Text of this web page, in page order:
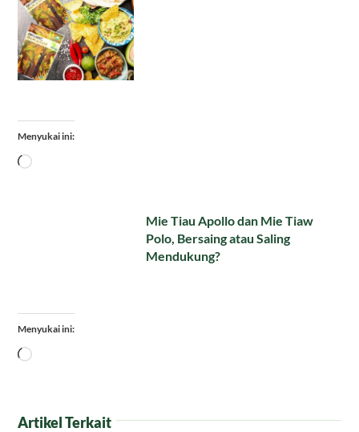
Menyukai ini:
Memuat...
Mie Tiau Apollo dan Mie Tiaw
Polo, Bersaing atau Saling
Mendukung?
Menyukai ini:
Memuat...
Artikel Terkait